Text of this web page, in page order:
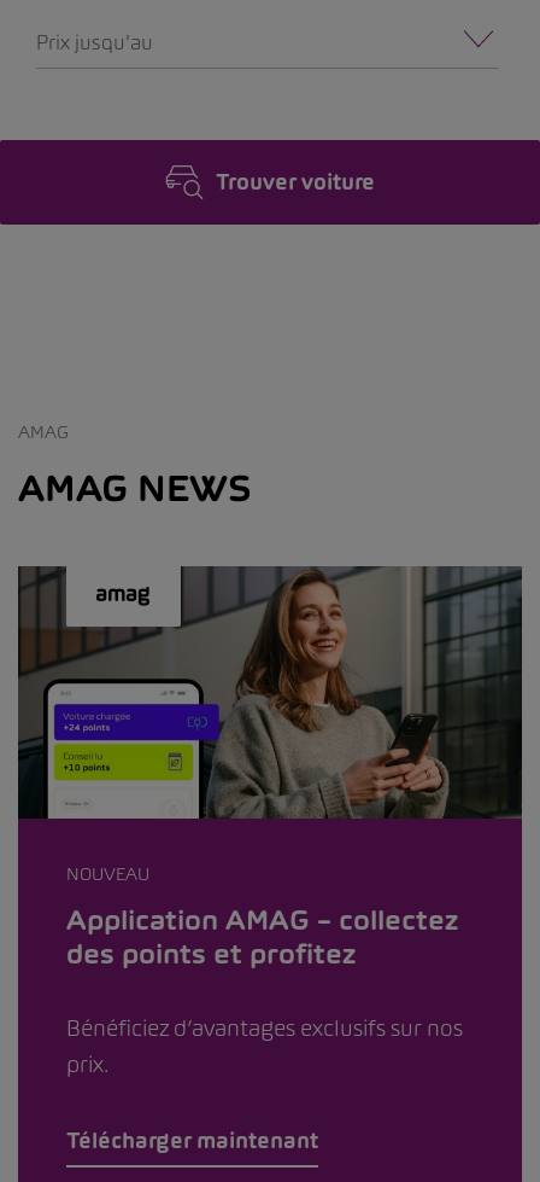
Prix jusqu'au
Trouver voiture
AMAG
AMAG NEWS
NOUVEAU
Application AMAG – collectez
des points et profitez
Bénéficiez d’avantages exclusifs sur nos
prix.
Télécharger maintenant